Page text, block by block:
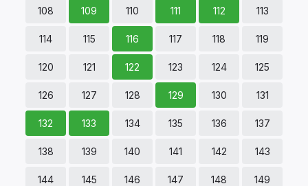
108 109 110 111 112 113
114 115 116 117 118 119
120 121 122 123 124 125
126 127 128 129 130 131
132 133 134 135 136 137
138 139 140 141 142 143
144 145 146 147 148 149